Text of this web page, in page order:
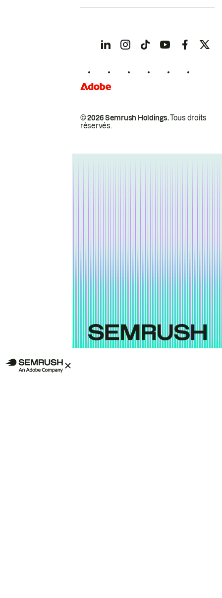
© 2026 Semrush Holdings.Tous droits
réservés.